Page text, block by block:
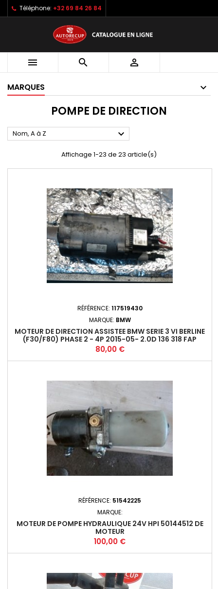
Téléphone: +32 69 84 26 84
  
MARQUES
POMPE DE DIRECTION
Nom, A à Z 
Affichage 1-23 de 23 article(s)
RÉFÉRENCE: 117519430
MARQUE: BMW
MOTEUR DE DIRECTION ASSISTEE BMW SERIE 3 VI BERLINE
(F30/F80) PHASE 2 - 4P 2015-05- 2.0D 136 318 FAP
(100KW) - B47D20A - A8+
Prix
80,00 €
RÉFÉRENCE: 51542225
MARQUE:
MOTEUR DE POMPE HYDRAULIQUE 24V HPI 50144512 DE
MOTEUR
Prix
100,00 €